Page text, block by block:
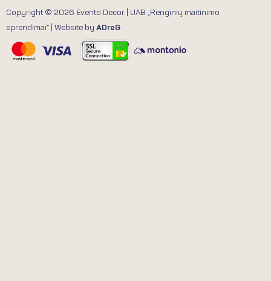
Copyright © 2026 Evento Decor | UAB „Renginių maitinimo
sprendimai“ | Website by ADreG